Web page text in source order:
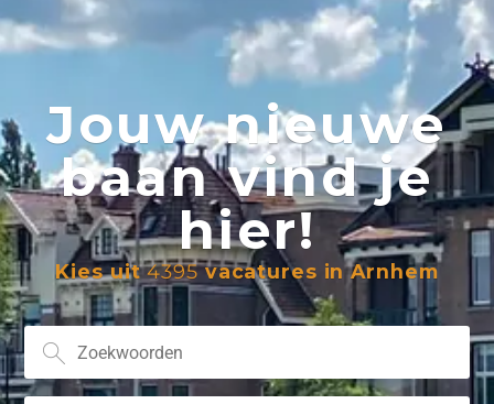
Jouw nieuwe
baan vind je
hier!
Kies uit4395vacatures in Arnhem